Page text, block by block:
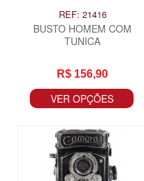
REF: 21416
BUSTO HOMEM COM
TUNICA
R$ 156,90
VER OPÇÕES